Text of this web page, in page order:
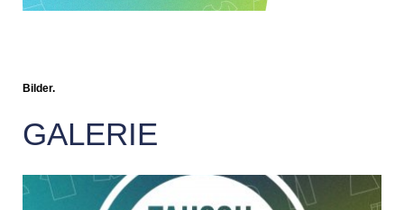
Bilder.
GALERIE